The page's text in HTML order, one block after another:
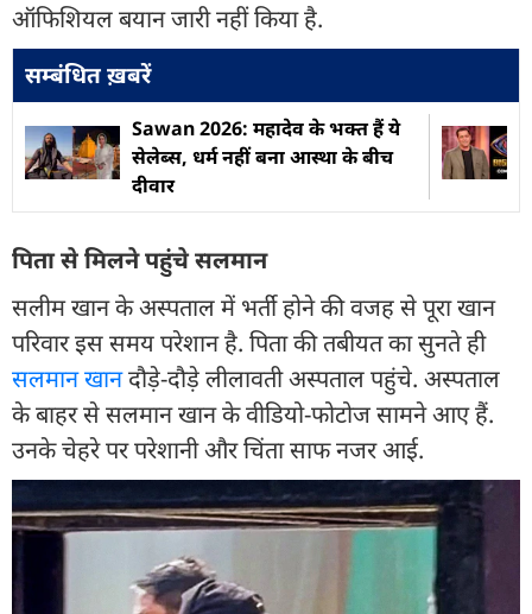
ऑफिशियल बयान जारी नहीं किया है.
सम्बंधित ख़बरें
Sawan 2026: महादेव के भक्त हैं ये
सेलेब्स, धर्म नहीं बना आस्था के बीच
दीवार
पिता से मिलने पहुंचे सलमान
सलीम खान के अस्पताल में भर्ती होने की वजह से पूरा खान
परिवार इस समय परेशान है. पिता की तबीयत का सुनते ही
सलमान खानदौड़े-दौड़े लीलावती अस्पताल पहुंचे. अस्पताल
के बाहर से सलमान खान के वीडियो-फोटोज सामने आए हैं.
उनके चेहरे पर परेशानी और चिंता साफ नजर आई.